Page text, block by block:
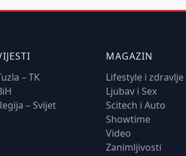
– TK
– Svijet
MAGAZIN
Lifestyle i zdravlje
Ljubav i Sex
Scitech i Auto
Showtime
Video
Zanimljivosti